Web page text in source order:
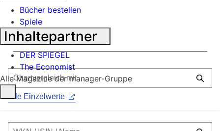
Alle Einzelwerte
Bücher bestellen
Spiele
Inhaltepartner
DER SPIEGEL
The Economist
Alle Magazine der manager-Gruppe